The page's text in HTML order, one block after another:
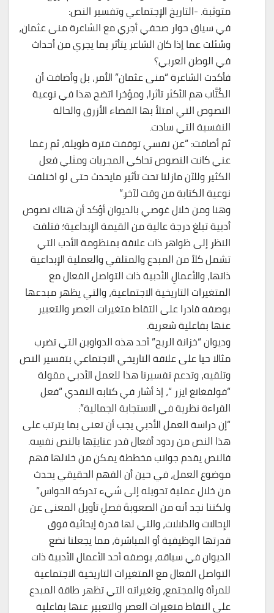
متوثبة. -التاريخ الإجتماعي وتفسير النص:
في سياق حوار صحفي أجري مع الشاعرة منى عثمان،
وسُئلت عما إذا كان الشاعر يتأثر بما يجري من أحداث
في الوطن العربي؟
فأكدت الشاعرة “منى عثمان” الأمر، بل وأضافت أن
الكُتَّاب هم الأكثر تأثرا، ومؤخرا اتضح هذا في نوعية
النصوص التي امتلأ بها الفضاء الأزرق والحالة
النفسية التي سادت.
ثم أضافت: “عن نفسي توقفت فترة طويلة، ثم رغما
عني كانت النصوص تحاكي المجريات ومثلي فعل
الكثير وللآن مازلنا تحت تأثير مايحدث حتى لو اختلفت
نوعية الكتابة من وقت لآخر.”
وهنا ومن خلال غوصي بالديوان أؤكد أن هناك نصوص
أدبية تبلغ درجة عالية من القيمة الإبداعية؛ فتلفت
النظر إلى ظواهر ذات علاقة بمنظومة الأدب التي
تشمل كلاً من المبدع والمتلقي والعملية الإبداعية
ذاتها، والأعمالِ الأدبية ذات التواصل الفعال مع
المتغيرات التاريخية الاجتماعية، والتي يظهر مبدعها
بوصفه قادرا على التقاط متغيرات العصر والتعبير
عنها بفاعلية شعرية.
وديوان “خزانة الريح” أحد هذه الدواوين التي تضرب
مثالا حيا على علاقة التاريخي الاجتماعي بتفسير النص
وتلقيه، وتدعم تفسيرنا هذا للعمل الأدبي مقولة
“فولفغانغ ايزر “، إذ أشار في كتابه النقدي “فعل
القراءة نظرية في الاستجابة الجمالية”:
“إن دراسة العمل الأدبي يجب أن تعنى بما يترتب على
هذا النص من ردود أفعال قدر عنايتِها بالنص نفسِه.
فالنص يقدم جوانب مخططة يمكن من خلالها فهم
موضوع العمل، في حين أن الفهم الحقيقي يحدث
من خلال عملية تحويله إلى شيء تدركه الحواس.”
ولكننا نجد أنه من الصعوبةَ فصلِ تأويل المعنى عن
الإحالات والدلالات، والتي لها قدرة إيحائية فوق
قدرتها الوظيفية أو المباشرة، مما يجعلنا نضع
الديوان في سياقه، بوصفه أحد الأعمال الأدبية ذات
التواصل الفعال مع المتغيرات التاريخية الاجتماعية
للمرأة والمجتمع، وتغيراته التي تظهر طاقة المبدع
على التقاط متغيرات العصر والتعبير عنها بفاعلية